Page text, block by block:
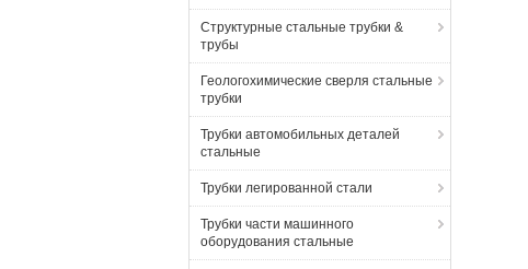
Структурные стальные трубки &
трубы
Геологохимические сверля стальные
трубки
Трубки автомобильных деталей
стальные
Трубки легированной стали
Трубки части машинного
оборудования стальные